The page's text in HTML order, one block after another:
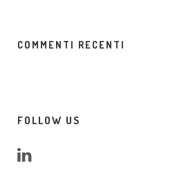
COMMENTI RECENTI
FOLLOW US